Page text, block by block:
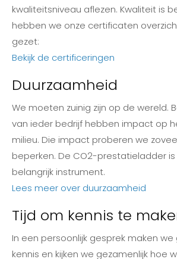
kwaliteitsniveau aflezen. Kwaliteit is
hebben we onze certificaten
gezet:
Bekijk de certificeringen
Duurzaamheid
We moeten zuinig zijn op de wereld.
van ieder bedrijf hebben impact op
milieu. Die impact proberen we
beperken. De CO2-prestatieladder
belangrijk instrument.
Lees meer over duurzaamheid
Tijd om kennis te
In een persoonlijk gesprek maken
kennis en kijken we gezamenlijk hoe